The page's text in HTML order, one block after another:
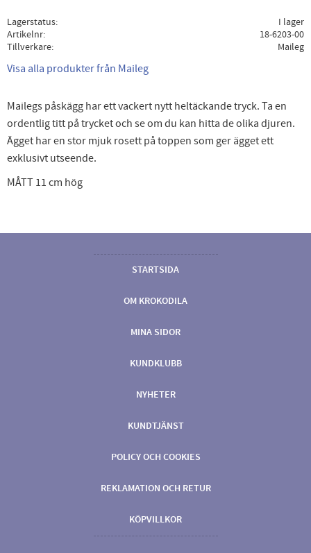
Lagerstatus
I lager
Artikelnr
18-6203-00
Tillverkare
Maileg
Visa alla produkter från Maileg
Mailegs påskägg har ett vackert nytt heltäckande tryck. Ta en
ordentlig titt på trycket och se om du kan hitta de olika djuren.
Ägget har en stor mjuk rosett på toppen som ger ägget ett
exklusivt utseende.
MÅTT 11 cm hög
STARTSIDA
OM KROKODILA
MINA SIDOR
KUNDKLUBB
NYHETER
KUNDTJÄNST
POLICY OCH COOKIES
REKLAMATION OCH RETUR
KÖPVILLKOR